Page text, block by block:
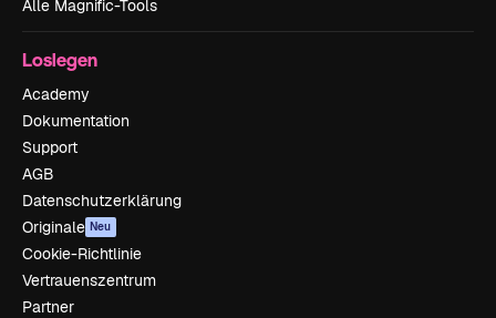
Alle Magnific-Tools
Loslegen
Academy
Dokumentation
Support
AGB
Datenschutzerklärung
Originale Neu
Cookie-Richtlinie
Vertrauenszentrum
Partner